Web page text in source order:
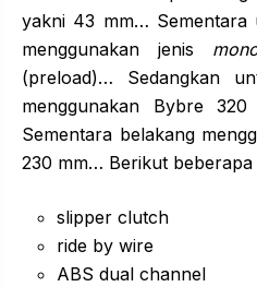
yakni 43 mm… Sementara
menggunakan jenis
(preload)… Sedangkan
menggunakan Bybre
Sementara belakang
230 mm… Berikut
slipper clutch
ride by wire
ABS dual channel